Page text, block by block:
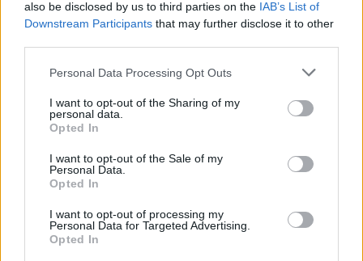
also be disclosed by us to third parties on the IAB’s List of
Downstream Participants that may further disclose it to other
Please note that this website/app uses one or more Google
not limited to your visit or usage behaviour. You may click to
grant or deny consent to Google and its third-party tags to
use your data for below specified purposes in below Google
consent section.
Personal Data Processing Opt Outs
I want to opt-out of the Sharing of my
personal data.
Opted In
I want to opt-out of the Sale of my
Personal Data.
Opted In
I want to opt-out of processing my
Personal Data for Targeted Advertising.
Opted In
Gál Ferenc Egyetem
MAGYAR ÉPÍTŐK